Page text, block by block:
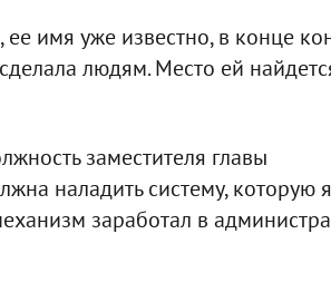
имя уже известно, в конце
людям. Место ей
заместителя главы
наладить систему, которую я
заработал в